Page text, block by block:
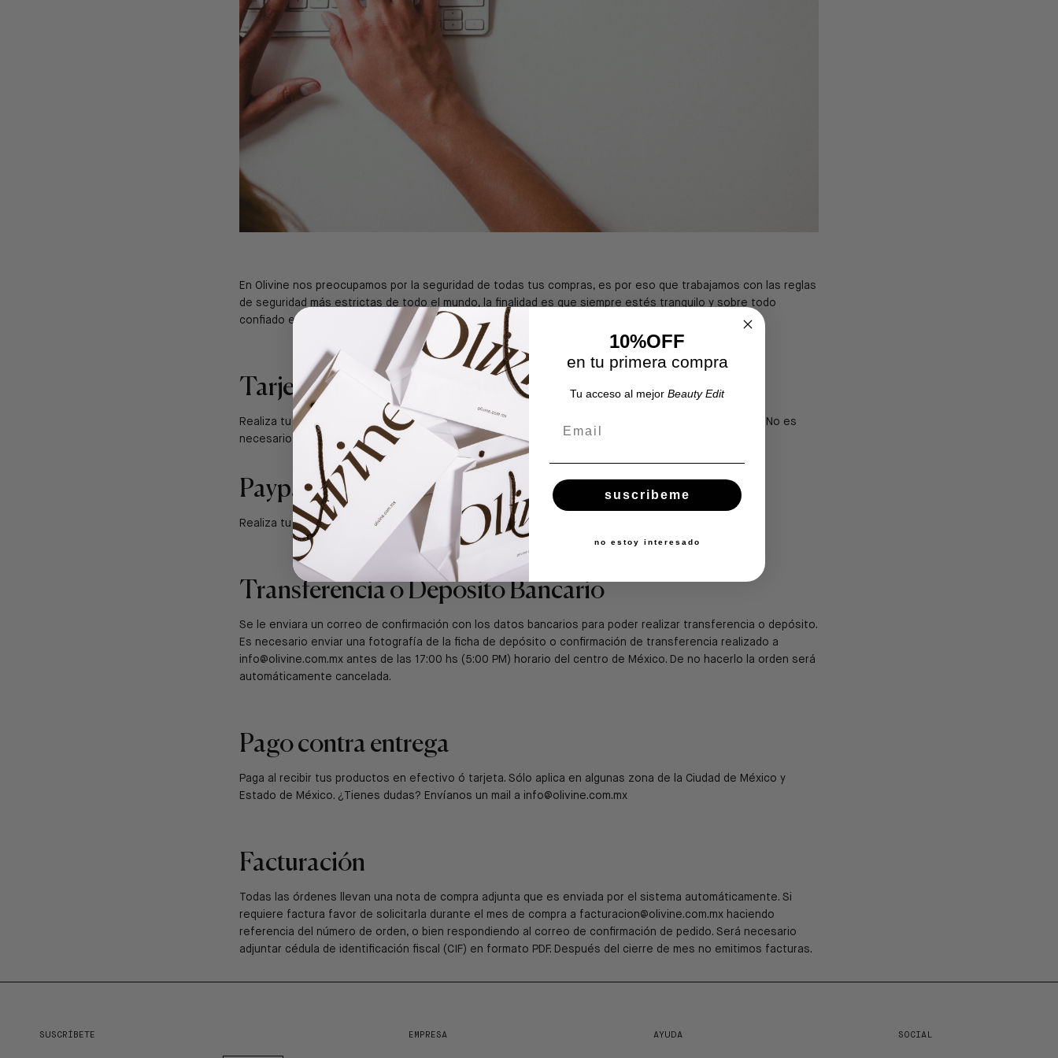
En Olivine nos preocupamos por la seguridad de todas tus compras, es por eso que trabajamos con las reglas
de seguridad más estrictas de todo el mundo, la finalidad es que siempre estés tranquilo y sobre todo
confiado en realizar tu compra con alguna de las siguientes formas de pago:
Tarjeta Visa o Mastercard
Realiza tu compra con tu tarjeta de débito o crédito mediante nuestro express checkout de PayPal. No es
necesario tener una cuenta con ello.
Paypal
Realiza tu compra mediante tu cuenta de Paypal.
Transferencia o Deposito Bancario
Se le enviara un correo de confirmación con los datos bancarios para poder realizar transferencia o depósito.
Es necesario enviar una fotografía de la ficha de depósito o confirmación de transferencia realizado a
info@olivine.com.mx antes de las 17:00 hs (5:00 PM) horario del centro de México. De no hacerlo la orden será
automáticamente cancelada.
Pago contra entrega
Paga al recibir tus productos en efectivo ó tarjeta. Sólo aplica en algunas zona de la Ciudad de México y
Estado de México. ¿Tienes dudas? Envíanos un mail a info@olivine.com.mx
Facturación
Todas las órdenes llevan una nota de compra adjunta que es enviada por el sistema automáticamente. Si
requiere factura favor de solicitarla durante el mes de compra a facturacion@olivine.com.mx haciendo
referencia del número de orden, o bien respondiendo al correo de confirmación de pedido. Será necesario
adjuntar cédula de identificación fiscal (CIF) en formato PDF. Después del cierre de mes no emitimos facturas.
SUSCRÍBETE EMPRESA AYUDA SOCIAL
10%OFF
en tu primera compra
Tu acceso al mejor Beauty Edit
suscribeme
no estoy interesado